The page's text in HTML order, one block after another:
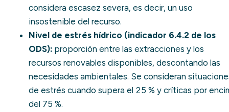
considera escasez severa, es decir, un uso
insostenible del recurso.
Nivel de estrés hídrico (indicador 6.4.2 de los
ODS): proporción entre las extracciones y los
recursos renovables disponibles, descontando las
necesidades ambientales. Se consideran
de estrés cuando supera el 25 % y críticas por
del 75 %.